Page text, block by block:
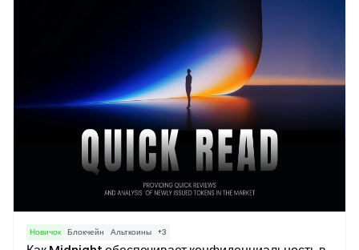
Новичок Блокчейн Альткоины +3